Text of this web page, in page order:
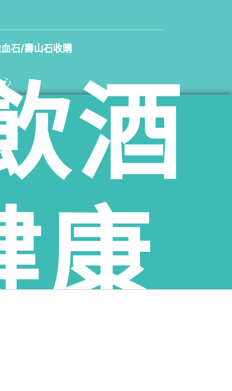
石/壽山石收購
縣臺西鄉老酒收購、雲林縣崙背鄉老酒收購、
鄉老酒收購、雲林縣北港鎮老酒收購、雲林縣水
分享
酒
康